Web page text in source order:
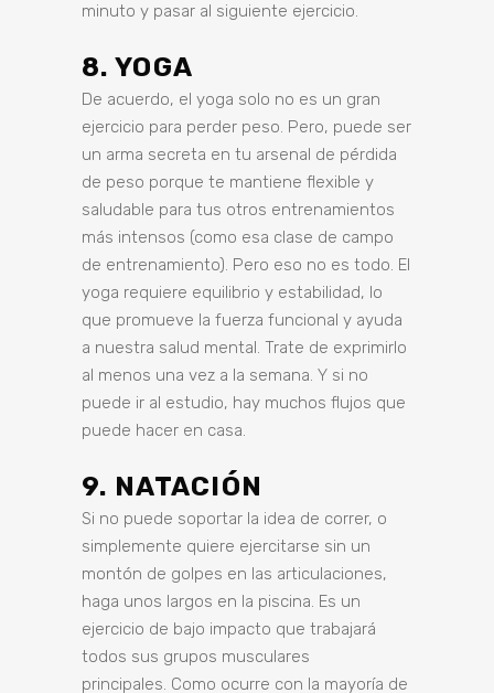
minuto y pasar al siguiente ejercicio.
8. YOGA
De acuerdo, el yoga solo no es un gran
ejercicio para perder peso. Pero, puede ser
un arma secreta en tu arsenal de pérdida
de peso porque te mantiene flexible y
saludable para tus otros entrenamientos
más intensos (como esa clase de campo
de entrenamiento). Pero eso no es todo. El
yoga requiere equilibrio y estabilidad, lo
que promueve la fuerza funcional y ayuda
a nuestra salud mental. Trate de exprimirlo
al menos una vez a la semana. Y si no
puede ir al estudio, hay muchos flujos que
puede hacer en casa.
9. NATACIÓN
Si no puede soportar la idea de correr, o
simplemente quiere ejercitarse sin un
montón de golpes en las articulaciones,
haga unos largos en la piscina. Es un
ejercicio de bajo impacto que trabajará
todos sus grupos musculares
principales. Como ocurre con la mayoría de